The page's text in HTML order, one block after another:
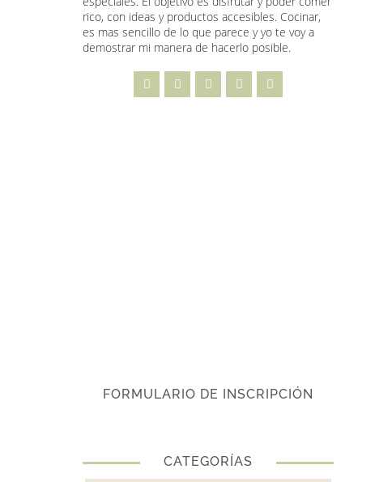
rico, con ideas y productos accesibles. Cocinar,
es mas sencillo de lo que parece y yo te voy a
demostrar mi manera de hacerlo posible.
FORMULARIO DE INSCRIPCIÓN
CATEGORÍAS